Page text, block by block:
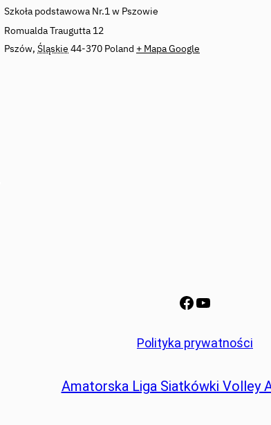
Szkoła podstawowa Nr.1 w Pszowie
Romualda Traugutta 12
Pszów, Śląskie 44-370 Poland + Mapa Google
Facebook
YouTube
Polityka prywatności
Amatorska Liga Siatkówki Volley